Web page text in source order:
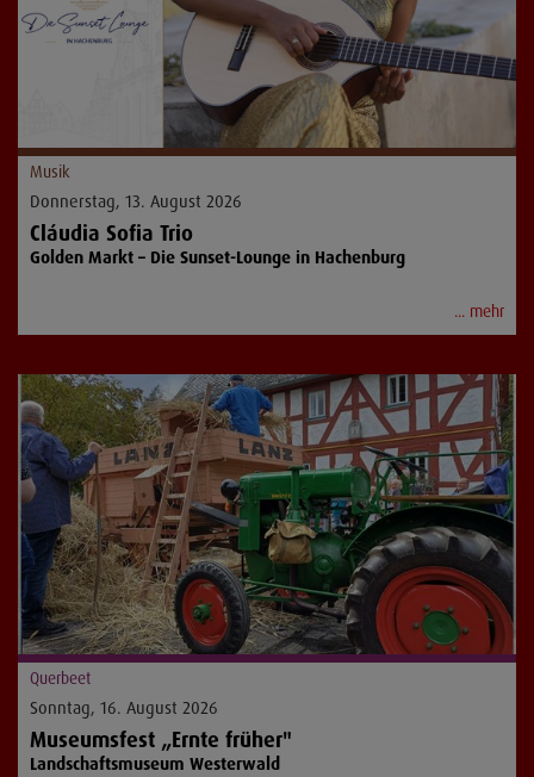
Musik
Donnerstag, 13. August 2026
Cláudia Sofia Trio
Golden Markt – Die Sunset-Lounge in Hachenburg
... mehr
Querbeet
Sonntag, 16. August 2026
Museumsfest „Ernte früher"
Landschaftsmuseum Westerwald